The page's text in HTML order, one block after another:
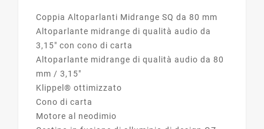
Coppia Altoparlanti Midrange SQ da 80 mm
Altoparlante midrange di qualità audio da
3,15″ con cono di carta
Altoparlante midrange di qualità audio da 80
mm / 3,15″
Klippel® ottimizzato
Cono di carta
Motore al neodimio